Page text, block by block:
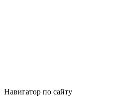
Навигатор по сайту